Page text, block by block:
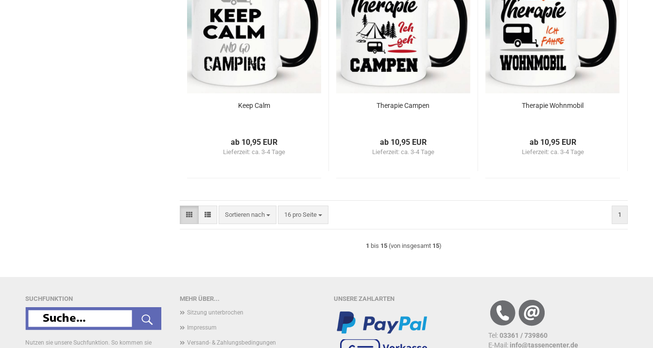
Keep Calm
ab 10,95 EUR
Lieferzeit: ca. 3-4 Tage
Therapie Campen
ab 10,95 EUR
Lieferzeit:ca. 3-4 Tage
Therapie Wohnmobil
ab 10,95 EUR
Lieferzeit: ca. 3-4 Tage
Sortieren nach
Sortieren nach 16 pro Seite
pro Seite 1
1 bis 15(von insgesamt 15)
MEHR ÜBER...
Sitzung unterbrochen
Impressum
Versand- & Zahlungsbedingungen
UNSERE ZAHLARTEN
Tel:03361 / 739860
E-Mail: info@tassencenter.de
SUCHFUNKTION
Nutzen sie unsere Suchfunktion. So kommen sie